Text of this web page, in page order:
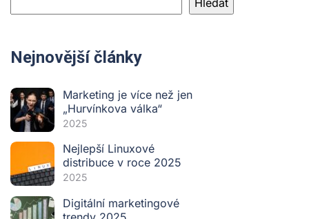
Nejnovější články
Marketing je více než jen
„Hurvínkova válka“
2025
Nejlepší Linuxové
distribuce v roce 2025
2025
Digitální marketingové